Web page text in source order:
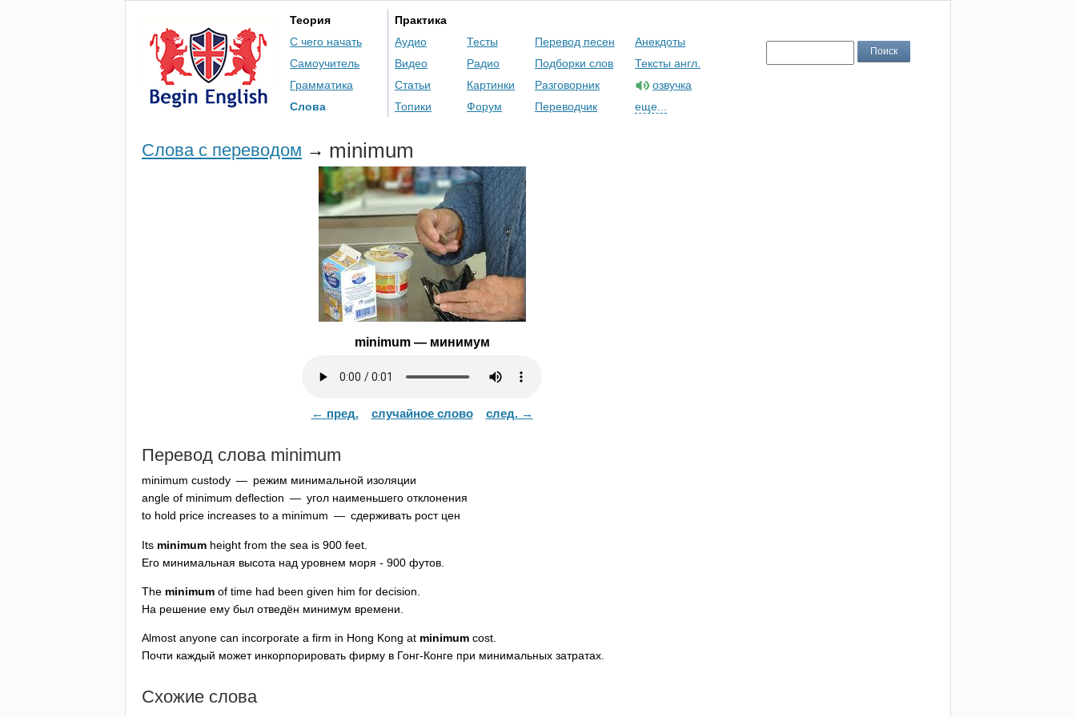
Теория
С чего начать
Самоучитель
Грамматика
Слова
Практика
Аудио
Видео
Статьи
Топики
Тесты
Радио
Картинки
Форум
Перевод песен
Подборки слов
Разговорник
Переводчик
Анекдоты
Тексты англ.
озвучка
еще...
Слова с переводом → minimum
minimum— минимум
← пред. случайное слово след. →
Перевод слова minimum
minimum custody — режим минимальной изоляции
angle of minimum deflection — угол наименьшего отклонения
to hold price increases to a minimum — сдерживать рост цен
Its minimum height from the sea is 900 feet
Его минимальная высота над уровнем моря - 900 футов.
The minimum of time had been given him for decision
На решение ему был отведён минимум времени.
Almost anyone can incorporate a firm in Hong Kong at minimum cost.
Почти каждый может инкорпорировать фирму в Гонг-Конге при минимальных затратах.
Схожие слова